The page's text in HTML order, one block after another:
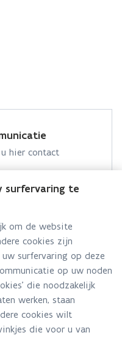
hier contact
hier:
surfervaring te
om de website
cookies zijn
surfervaring op deze
op uw noden
die noodzakelijk
werken, staan
cookies wilt
die voor u van